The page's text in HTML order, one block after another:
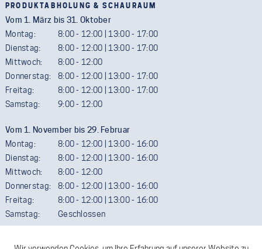
PRODUKTABHOLUNG & SCHAURAUM
Vom 1. März bis 31. Oktober
Montag:
8:00 - 12:00 | 13:00 - 17:00
Dienstag:
8:00 - 12:00 | 13:00 - 17:00
Mittwoch:
8:00 - 12:00
Donnerstag:
8:00 - 12:00 | 13:00 - 17:00
Freitag:
8:00 - 12:00 | 13:00 - 17:00
Samstag:
9:00 - 12:00
Vom 1. November bis 29. Februar
Montag:
8:00 - 12:00 | 13:00 - 16:00
Dienstag:
8:00 - 12:00 | 13:00 - 16:00
Mittwoch:
8:00 - 12:00
Donnerstag:
8:00 - 12:00 | 13:00 - 16:00
Freitag:
8:00 - 12:00 | 13:00 - 16:00
Samstag:
Geschlossen